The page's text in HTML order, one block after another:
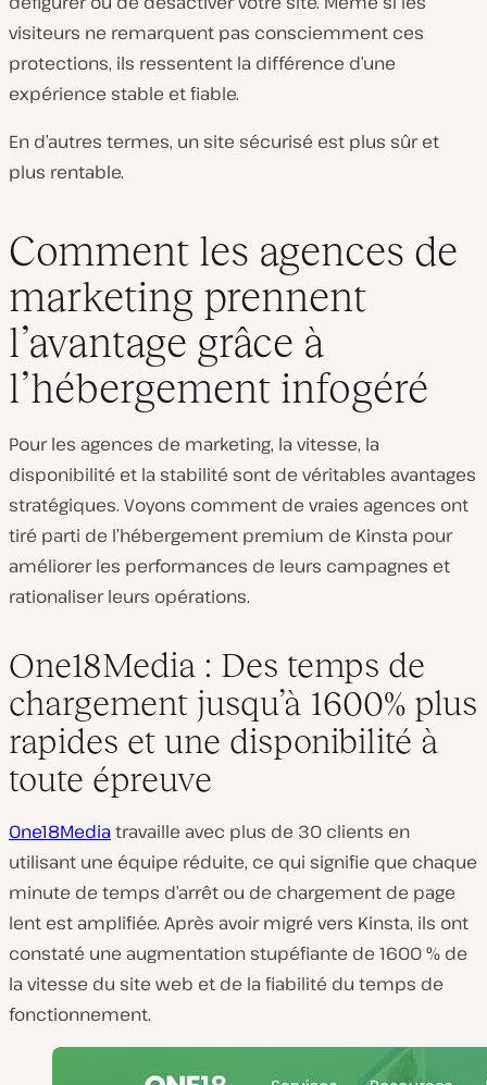
visiteurs ne remarquent pas consciemment ces
protections, ils ressentent la différence d’une
expérience stable et fiable.
En d’autres termes, un site sécurisé est plus sûr et
plus rentable.
Comment les agences de
marketing prennent
l’avantage grâce à
l’hébergement infogéré
Pour les agences de marketing, la vitesse, la
disponibilité et la stabilité sont de véritables avantages
stratégiques. Voyons comment de vraies agences ont
tiré parti de l’hébergement premium de Kinsta pour
améliorer les performances de leurs campagnes et
rationaliser leurs opérations.
One18Media : Des temps de
chargement jusqu’à 1600% plus
rapides et une disponibilité à
toute épreuve
One18Mediatravaille avec plus de 30 clients en
utilisant une équipe réduite, ce qui signifie que chaque
minute de temps d’arrêt ou de chargement de page
lent est amplifiée. Après avoir migré vers Kinsta, ils ont
constaté une augmentation stupéfiante de 1600 % de
la vitesse du site web et de la fiabilité du temps de
fonctionnement.